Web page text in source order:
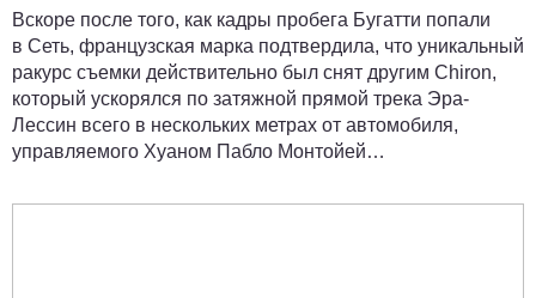
Вскоре после того, как кадры пробега Бугатти попали
в Сеть, французская марка подтвердила, что уникальный
ракурс съемки действительно был снят другим Chiron,
который ускорялся по затяжной прямой трека Эра-
Лессин всего в нескольких метрах от автомобиля,
управляемого Хуаном Пабло Монтойей…